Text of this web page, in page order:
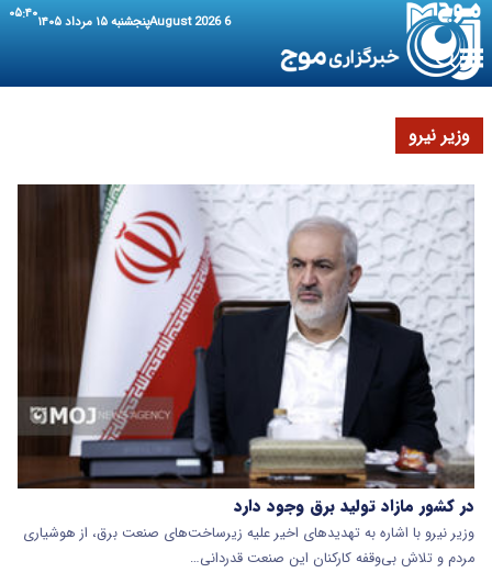
6 August 2026 پنجشنبه ۱۵ مرداد ۱۴۰۵ ۰۵:۴۰
وزیر نیرو
در کشور مازاد تولید برق وجود دارد
وزیر نیرو با اشاره به تهدیدهای اخیر علیه زیرساخت‌های صنعت برق، از هوشیاری
مردم و تلاش بی‌وقفه کارکنان این صنعت قدردانی…